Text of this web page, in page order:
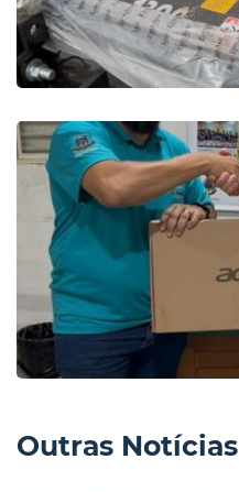
Outras Notícias